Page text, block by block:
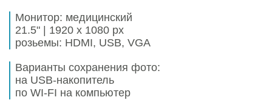
Mонитор: медицинский
21.5" | 1920 x 1080 px
розьемы: HDMI, USB, VGA
Варианты сохранения фото:
на USB-накопитель
по WI-FI на компьютер